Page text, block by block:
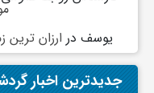
یوسف در ارزان
جدیدترین اخبار